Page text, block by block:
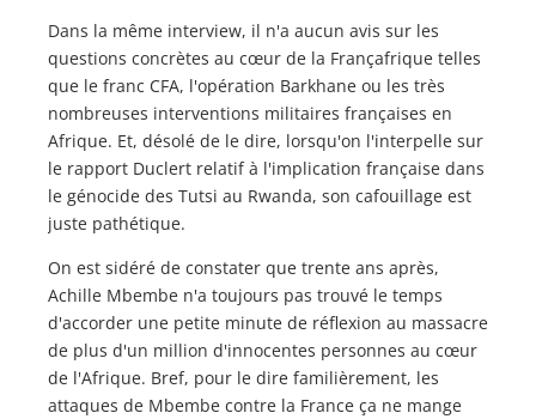
Dans la même interview, il n'a aucun avis sur les
questions concrètes au cœur de la Françafrique telles
que le franc CFA, l'opération Barkhane ou les très
nombreuses interventions militaires françaises en
Afrique. Et, désolé de le dire, lorsqu'on l'interpelle sur
le rapport Duclert relatif à l'implication française dans
le génocide des Tutsi au Rwanda, son cafouillage est
juste pathétique.
On est sidéré de constater que trente ans après,
Achille Mbembe n'a toujours pas trouvé le temps
d'accorder une petite minute de réflexion au massacre
de plus d'un million d'innocentes personnes au cœur
de l'Afrique. Bref, pour le dire familièrement, les
attaques de Mbembe contre la France ça ne mange